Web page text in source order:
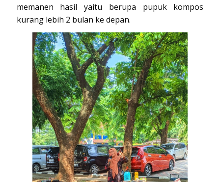
memanen hasil yaitu berupa pupuk kompos
kurang lebih 2 bulan ke depan.